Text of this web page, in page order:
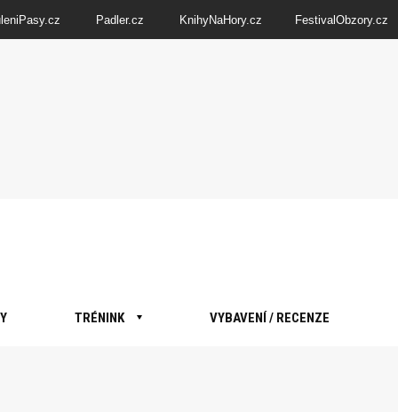
Padler.cz KnihyNaHory.cz FestivalObzory.cz
TRÉNINK VYBAVENÍ / RECENZE